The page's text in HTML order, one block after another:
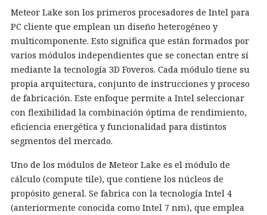
Meteor Lake son los primeros procesadores de Intel para
PC cliente que emplean un diseño heterogéneo y
multicomponente. Esto significa que están formados por
varios módulos independientes que se conectan entre sí
mediante la tecnología 3D Foveros. Cada módulo tiene su
propia arquitectura, conjunto de instrucciones y proceso
de fabricación. Este enfoque permite a Intel seleccionar
con flexibilidad la combinación óptima de rendimiento,
eficiencia energética y funcionalidad para distintos
segmentos del mercado.
Uno de los módulos de Meteor Lake es el módulo de
cálculo (compute tile), que contiene los núcleos de
propósito general. Se fabrica con la tecnología Intel 4
(anteriormente conocida como Intel 7 nm), que emplea